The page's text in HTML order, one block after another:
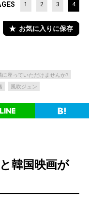
1 2 3 4
お気に入りに保存
に座っていただけませんか?
風吹ジュン
韓国映画が